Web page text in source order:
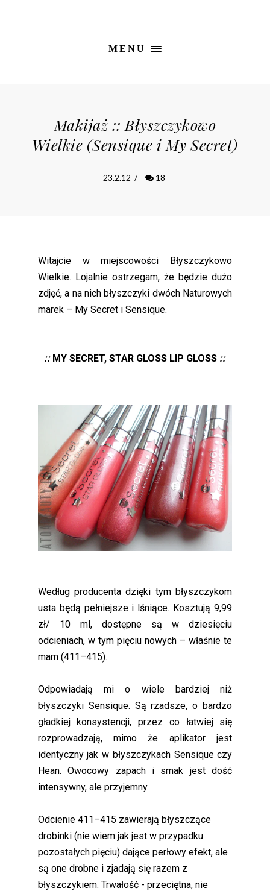
MENU
Makijaż :: Błyszczykowo
Wielkie (Sensique i My Secret)
23.2.12 / 18
Witajcie w miejscowości Błyszczykowo
Wielkie. Lojalnie ostrzegam, że będzie dużo
zdjęć, a na nich błyszczyki dwóch Naturowych
marek – My Secret i Sensique.
::MY SECRET, STAR GLOSS LIP GLOSS ::
Według producenta dzięki tym błyszczykom
usta będą pełniejsze i lśniące. Kosztują 9,99
zł/ 10 ml, dostępne są w dziesięciu
odcieniach, w tym pięciu nowych – właśnie te
mam (411–415).
Odpowiadają mi o wiele bardziej niż
błyszczyki Sensique. Są rzadsze, o bardzo
gładkiej konsystencji, przez co łatwiej się
rozprowadzają, mimo że aplikator jest
identyczny jak w błyszczykach Sensique czy
Hean. Owocowy zapach i smak jest dość
intensywny, ale przyjemny.
Odcienie 411–415 zawierają błyszczące
drobinki (nie wiem jak jest w przypadku
pozostałych pięciu) dające perłowy efekt, ale
są one drobne i zjadają się razem z
błyszczykiem. Trwałość - przeciętna, nie